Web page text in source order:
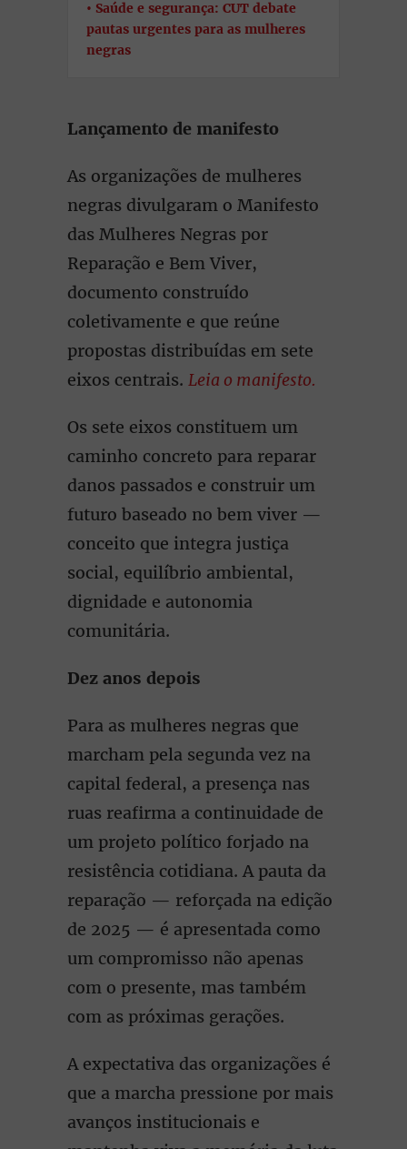
Saúde e segurança: CUT debate
pautas urgentes para as mulheres
negras
Lançamento de manifesto
As organizações de mulheres
negras divulgaram o Manifesto
das Mulheres Negras por
Reparação e Bem Viver,
documento construído
coletivamente e que reúne
propostas distribuídas em sete
eixos centrais. Leia o manifesto.
Os sete eixos constituem um
caminho concreto para reparar
danos passados e construir um
futuro baseado no bem viver —
conceito que integra justiça
social, equilíbrio ambiental,
dignidade e autonomia
comunitária.
Dez anos depois
Para as mulheres negras que
marcham pela segunda vez na
capital federal, a presença nas
ruas reafirma a continuidade de
um projeto político forjado na
resistência cotidiana. A pauta da
reparação — reforçada na edição
de 2025 — é apresentada como
um compromisso não apenas
com o presente, mas também
com as próximas gerações.
A expectativa das organizações é
que a marcha pressione por mais
avanços institucionais e